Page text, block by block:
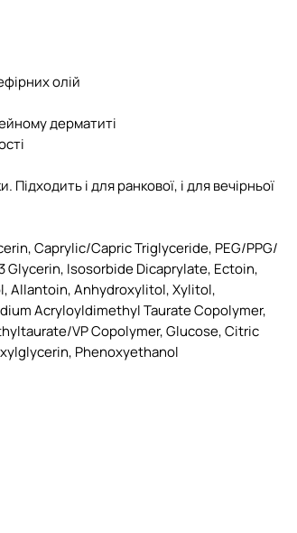
олій
дерматиті
Підходить і для ранкової, і для вечірньої
Caprylic/Capric Triglyceride, PEG/​PPG/​
Isosorbide Dicaprylate, Ectoin,
Allantoin, Anhydroxylitol, Xylitol,
Acryloyldimethyl Taurate Copolymer,
​VP Copolymer, Glucose, Citric
Phenoxyethanol